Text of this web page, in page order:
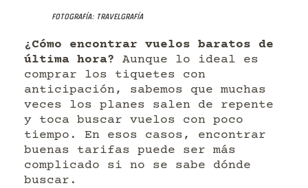
Fotografía: Travelgrafía
¿Cómo encontrar vuelos baratos de
última hora? Aunque lo ideal es
comprar los tiquetes con
anticipación, sabemos que muchas
veces los planes salen de repente
y toca buscar vuelos con poco
tiempo. En esos casos, encontrar
buenas tarifas puede ser más
complicado si no se sabe dónde
buscar.